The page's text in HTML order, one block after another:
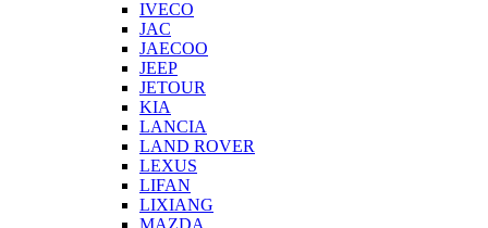
IVECO
JAC
JAECOO
JEEP
JETOUR
KIA
LANCIA
LAND ROVER
LEXUS
LIFAN
LIXIANG
MAZDA